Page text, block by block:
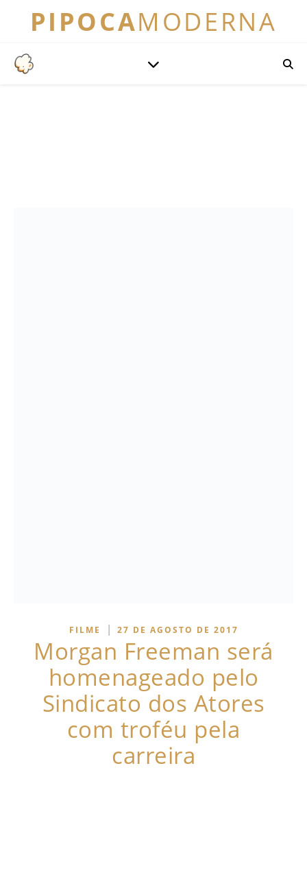
PIPOCAMODERNA
FILME | 27 DE AGOSTO DE 2017
Morgan Freeman será
homenageado pelo
Sindicato dos Atores
com troféu pela
carreira